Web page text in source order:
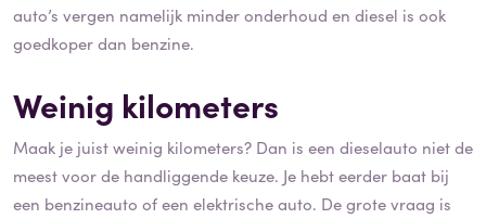
auto’s vergen namelijk minder onderhoud en diesel is ook
goedkoper dan benzine.
Weinig kilometers
Maak je juist weinig kilometers? Dan is een dieselauto niet de
meest voor de handliggende keuze. Je hebt eerder baat bij
een benzineauto of een elektrische auto. De grote vraag is